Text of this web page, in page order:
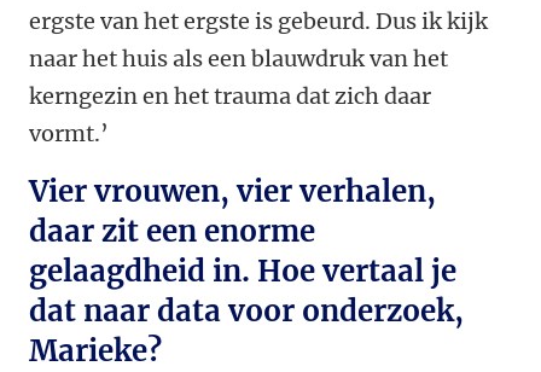
ergste van het ergste is gebeurd. Dus ik kijk
naar het huis als een blauwdruk van het
kerngezin en het trauma dat zich daar
vormt.’
Vier vrouwen, vier verhalen,
daar zit een enorme
gelaagdheid in. Hoe vertaal je
dat naar data voor onderzoek,
Marieke?